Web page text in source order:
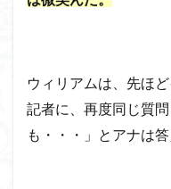
ウィリアムは、先ほ
記者に、再度同じ質
も・・・」とアナは答